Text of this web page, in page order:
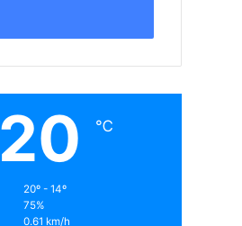
20 ℃
20º - 14º
75%
0.61 km/h